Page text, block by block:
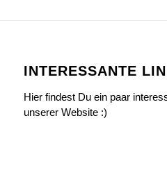
INTERESSANTE
Hier findest Du ein paar
unserer Website :)